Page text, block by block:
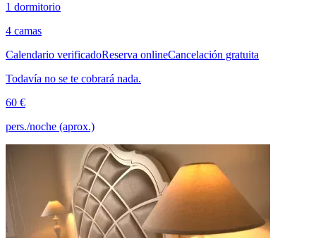
1 dormitorio
4 camas
Calendario verificadoReserva onlineCancelación gratuita
Todavía no se te cobrará nada.
60 €
pers./noche (aprox.)